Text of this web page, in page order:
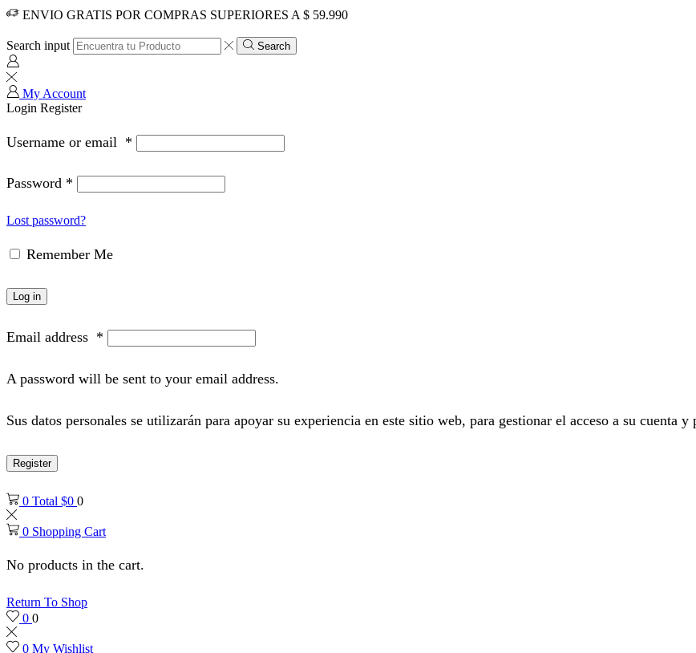
ENVIO GRATIS POR COMPRAS SUPERIORES A $ 59.990
Search input Search
My Account
Login Register
Username or email *
Password *
Lost password?
Remember Me
Log in
Email address *
A password will be sent to your email address.
Sus datos personales se utilizarán para apoyar su experiencia en este sitio web, para gestionar el acceso a su cuenta
Register
0 Total $0 0
0 Shopping Cart
No products in the cart.
Return To Shop
0 0
0 My Wishlist